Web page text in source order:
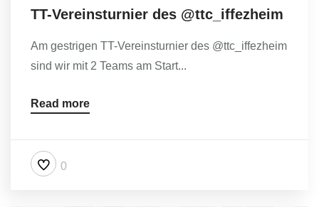
TT-Vereinsturnier des @ttc_iffezheim
Am gestrigen TT-Vereinsturnier des @ttc_iffezheim
sind wir mit 2 Teams am Start...
Read more
0